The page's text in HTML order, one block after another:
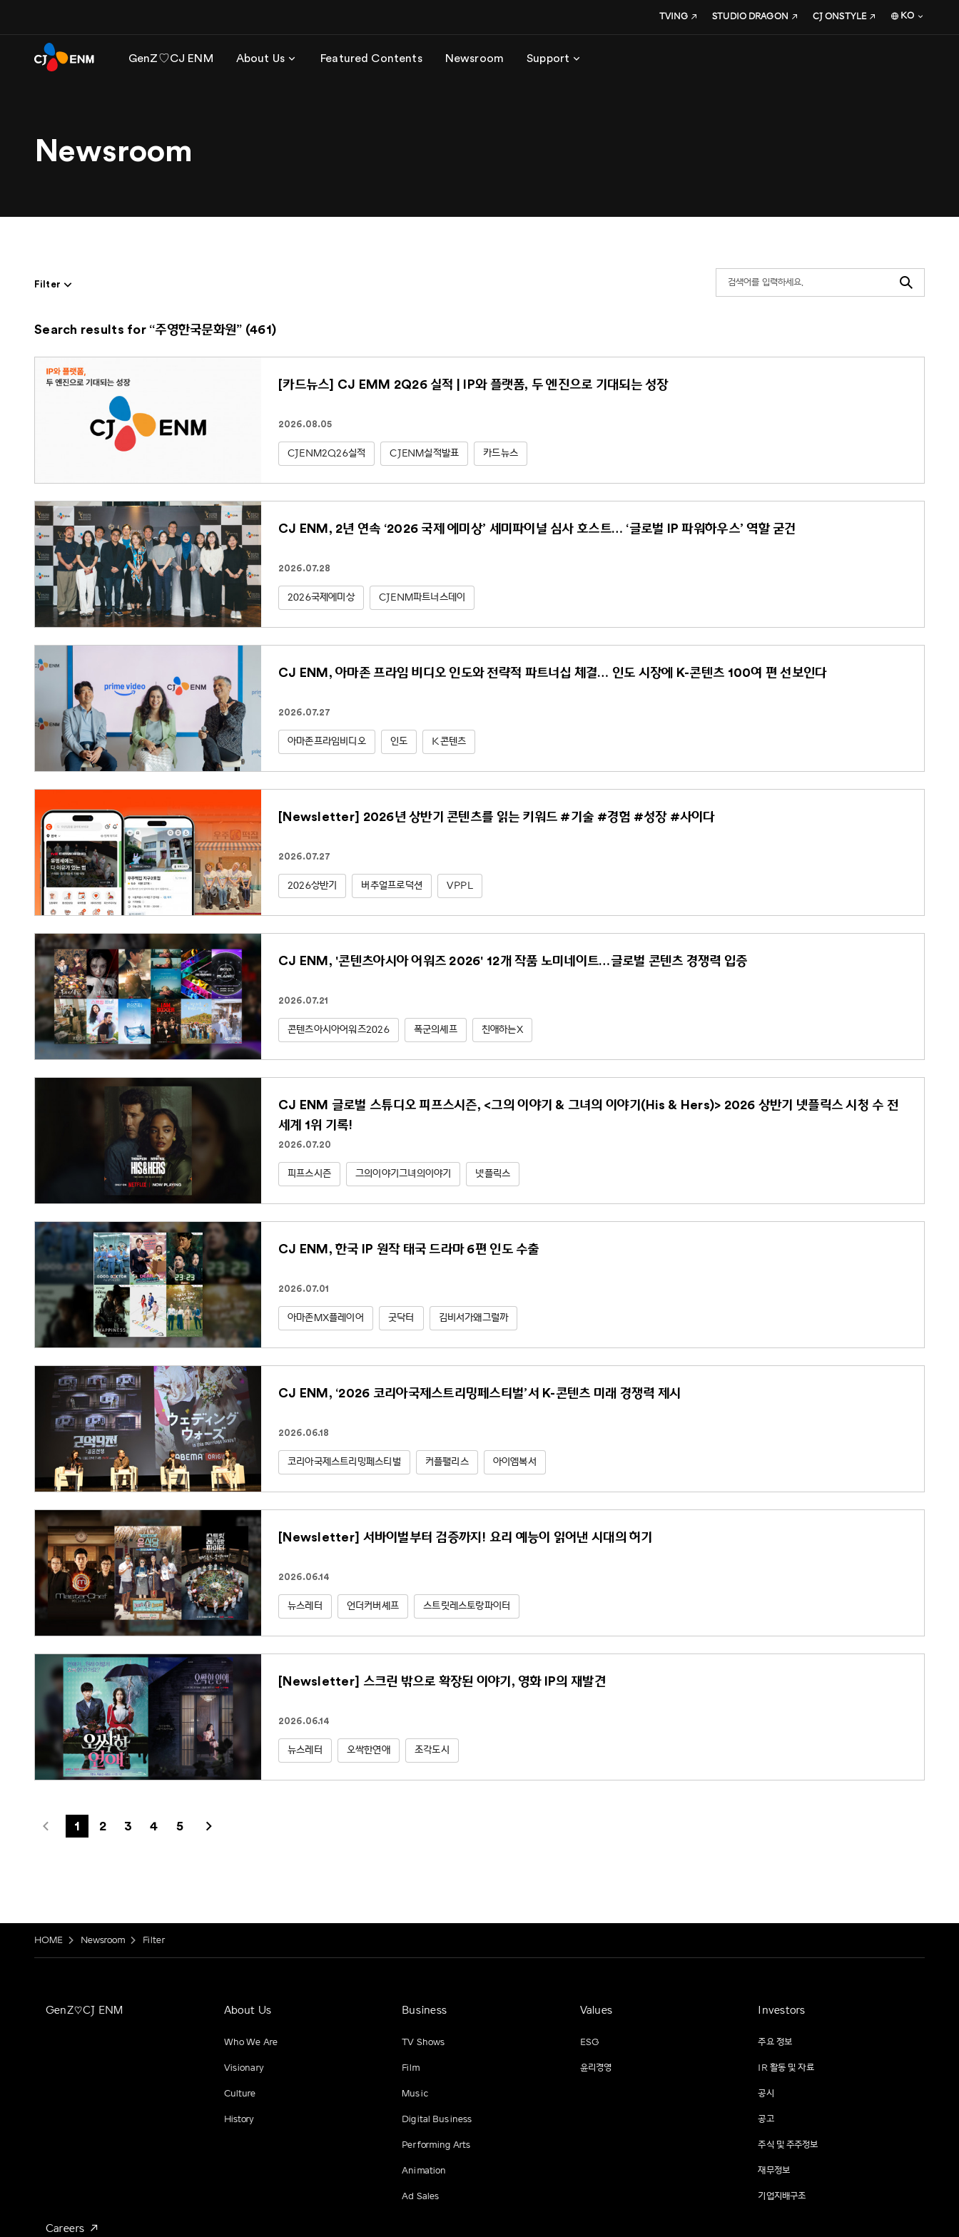
GenZ♡CJ ENM About Us Featured Contents Newsroom Support
TVING STUDIO DRAGON CJ ONSTYLE KO
Newsroom
Search
Filter
Search results for “주영한국문화원” (461)
[카드뉴스] CJ EMM 2Q26 실적 | IP와 플랫폼, 두 엔진으로 기대되는 성장
2026.08.05
CJENM2Q26실적 CJENM실적발표 카드뉴스
CJ ENM, 2년 연속 ‘2026 국제 에미상’ 세미파이널 심사 호스트… ‘글로벌 IP 파워하우스’ 역할 굳건
2026.07.28
2026국제에미상 CJENM파트너스데이
CJ ENM, 아마존 프라임 비디오 인도와 전략적 파트너십 체결… 인도 시장에 K-콘텐츠 100여 편 선보인다
2026.07.27
아마존프라임비디오 인도 K콘텐츠
[Newsletter] 2026년 상반기 콘텐츠를 읽는 키워드 #기술 #경험 #성장 #사이다
2026.07.27
2026상반기 버추얼프로덕션 VPPL
CJ ENM, '콘텐츠아시아 어워즈 2026' 12개 작품 노미네이트…글로벌 콘텐츠 경쟁력 입증
2026.07.21
콘텐츠아시아어워즈2026 폭군의셰프 친애하는X
CJ ENM 글로벌 스튜디오 피프스시즌, <그의 이야기 & 그녀의 이야기(His & Hers)> 2026 상반기 넷플릭스 시청 수 전
세계 1위 기록!
2026.07.20
피프스시즌 그의이야기그녀의이야기 넷플릭스
CJ ENM, 한국 IP 원작 태국 드라마 6편 인도 수출
2026.07.01
아마존MX플레이어 굿닥터 김비서가왜그럴까
CJ ENM, ‘2026 코리아국제스트리밍페스티벌’서 K-콘텐츠 미래 경쟁력 제시
2026.06.18
코리아국제스트리밍페스티벌 커플팰리스 아이엠복서
[Newsletter] 서바이벌부터 검증까지! 요리 예능이 읽어낸 시대의 허기
2026.06.14
뉴스레터 언더커버셰프 스트릿레스토랑파이터
[Newsletter] 스크린 밖으로 확장된 이야기, 영화 IP의 재발견
2026.06.14
뉴스레터 오싹한연애 조각도시
1 2 3 4 5
HOME Newsroom Filter
GenZ♡CJ ENM About Us
Who We Are
Visionary
Culture
History
Business
TV Shows
Film
Music
Digital Business
Performing Arts
Animation
Ad Sales
Values
ESG
윤리경영
Investors
주요 정보
IR 활동 및 자료
공시
공고
주식 및 주주정보
재무정보
기업지배구조
Careers